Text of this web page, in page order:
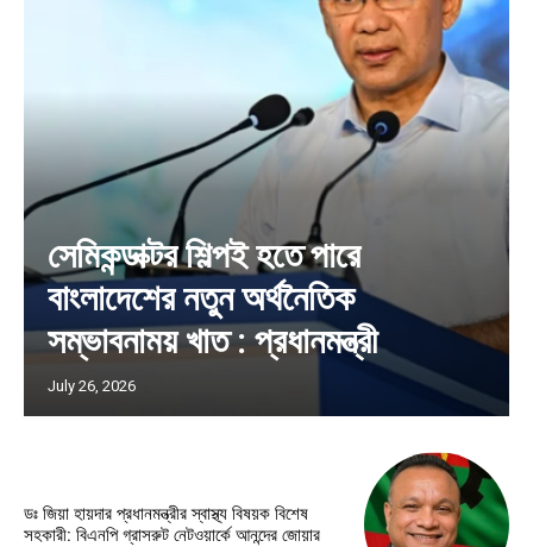
সেমিকন্ডাক্টর শিল্পই হতে পারে
বাংলাদেশের নতুন অর্থনৈতিক
সম্ভাবনাময় খাত : প্রধানমন্ত্রী
July 26, 2026
ডঃ জিয়া হায়দার প্রধানমন্ত্রীর স্বাস্থ্য বিষয়ক বিশেষ
সহকারী: বিএনপি গ্রাসরুট নেটওয়ার্কে আনন্দের জোয়ার